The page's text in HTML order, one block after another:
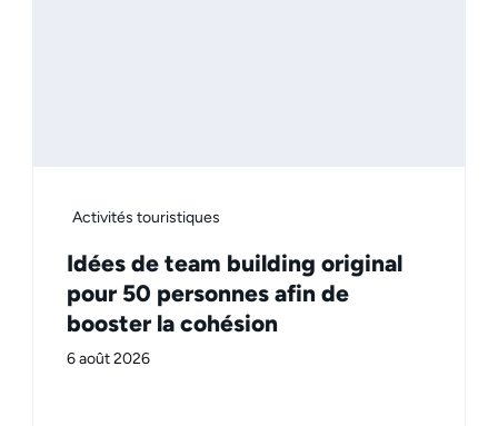
Activités touristiques
Idées de team building original
pour 50 personnes afin de
booster la cohésion
6 août 2026